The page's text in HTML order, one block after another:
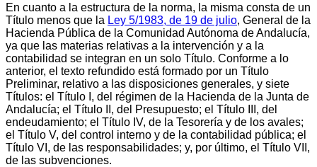
En cuanto a la estructura de la norma, la misma consta de un
Título menos que la Ley 5/1983, de 19 de julio, General de la
Hacienda Pública de la Comunidad Autónoma de Andalucía,
ya que las materias relativas a la intervención y a la
contabilidad se integran en un solo Título. Conforme a lo
anterior, el texto refundido está formado por un Título
Preliminar, relativo a las disposiciones generales, y siete
Títulos: el Título I, del régimen de la Hacienda de la Junta de
Andalucía; el Título II, del Presupuesto; el Título III, del
endeudamiento; el Título IV, de la Tesorería y de los avales;
el Título V, del control interno y de la contabilidad pública; el
Título VI, de las responsabilidades; y, por último, el Título VII,
de las subvenciones.